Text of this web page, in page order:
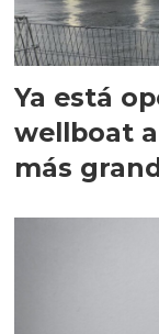
Ya está
wellboat
más